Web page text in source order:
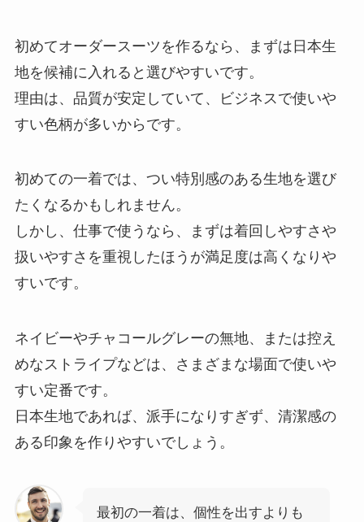
初めてオーダースーツを作るなら、まずは日本生
地を候補に入れると選びやすいです。
理由は、品質が安定していて、ビジネスで使いや
すい色柄が多いからです。
初めての一着では、つい特別感のある生地を選び
たくなるかもしれません。
しかし、仕事で使うなら、まずは着回しやすさや
扱いやすさを重視したほうが満足度は高くなりや
すいです。
ネイビーやチャコールグレーの無地、または控え
めなストライプなどは、さまざまな場面で使いや
すい定番です。
日本生地であれば、派手になりすぎず、清潔感の
ある印象を作りやすいでしょう。
最初の一着は、個性を出すよりも